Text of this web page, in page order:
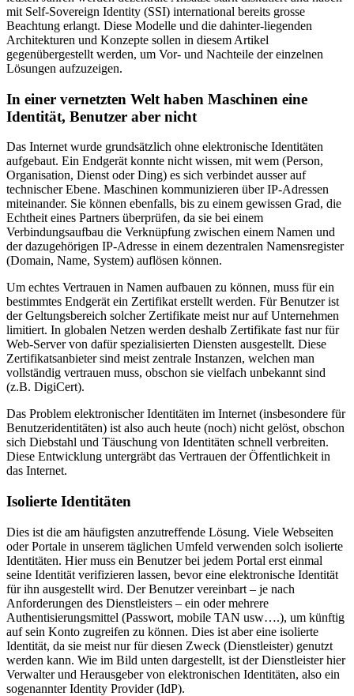
mit Self-Sovereign Identity (SSI) international bereits grosse
Beachtung erlangt. Diese Modelle und die dahinter-liegenden
Architekturen und Konzepte sollen in diesem Artikel
gegenübergestellt werden, um Vor- und Nachteile der einzelnen
Lösungen aufzuzeigen.
In einer vernetzten Welt haben Maschinen eine
Identität, Benutzer aber nicht
Das Internet wurde grundsätzlich ohne elektronische Identitäten
aufgebaut. Ein Endgerät konnte nicht wissen, mit wem (Person,
Organisation, Dienst oder Ding) es sich verbindet ausser auf
technischer Ebene. Maschinen kommunizieren über IP-Adressen
miteinander. Sie können ebenfalls, bis zu einem gewissen Grad, die
Echtheit eines Partners überprüfen, da sie bei einem
Verbindungsaufbau die Verknüpfung zwischen einem Namen und
der dazugehörigen IP-Adresse in einem dezentralen Namensregister
(Domain, Name, System) auflösen können.
Um echtes Vertrauen in Namen aufbauen zu können, muss für ein
bestimmtes Endgerät ein Zertifikat erstellt werden. Für Benutzer ist
der Geltungsbereich solcher Zertifikate meist nur auf Unternehmen
limitiert. In globalen Netzen werden deshalb Zertifikate fast nur für
Web-Server von dafür spezialisierten Diensten ausgestellt. Diese
Zertifikatsanbieter sind meist zentrale Instanzen, welchen man
vollständig vertrauen muss, obschon sie vielfach unbekannt sind
(z.B. DigiCert).
Das Problem elektronischer Identitäten im Internet (insbesondere für
Benutzeridentitäten) ist also auch heute (noch) nicht gelöst, obschon
sich Diebstahl und Täuschung von Identitäten schnell verbreiten.
Diese Entwicklung untergräbt das Vertrauen der Öffentlichkeit in
das Internet.
Isolierte Identitäten
Dies ist die am häufigsten anzutreffende Lösung. Viele Webseiten
oder Portale in unserem täglichen Umfeld verwenden solch isolierte
Identitäten. Hier muss ein Benutzer bei jedem Portal erst einmal
seine Identität verifizieren lassen, bevor eine elektronische Identität
für ihn ausgestellt wird. Der Benutzer vereinbart – je nach
Anforderungen des Dienstleisters – ein oder mehrere
Authentisierungsmittel (Passwort, mobile TAN usw….), um künftig
auf sein Konto zugreifen zu können. Dies ist aber eine isolierte
Identität, da sie meist nur für diesen Zweck (Dienstleister) genutzt
werden kann. Wie im Bild unten dargestellt, ist der Dienstleister hier
Verwalter und Herausgeber von elektronischen Identitäten, also ein
sogenannter Identity Provider (IdP).